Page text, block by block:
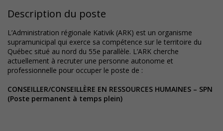
Description du poste
L’Administration régionale Kativik (ARK) est un organisme
supramunicipal qui exerce sa compétence sur le territoire du
Québec situé au nord du 55e parallèle. L’ARK cherche
actuellement à recruter une personne autonome et
professionnelle pour occuper le poste de :
CONSEILLER/CONSEILLÈRE EN RESSOURCES HUMAINES – SPN
(Poste permanent à temps plein)